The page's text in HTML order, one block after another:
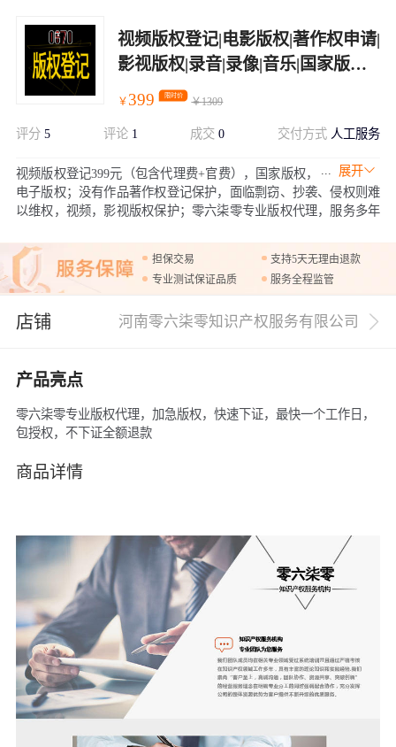
视频版权登记|电影版权|著作权申请|
影视版权|录音|录像|音乐|国家版权
局正规代理，不通过退款
￥ 399 限时价
￥1309
评分 5 评论 1 成交0 交付方式 人工服务
展开
视频版权登记399元（包含代理费+官费），国家版权，
电子版权；没有作品著作权登记保护，面临剽窃、抄袭、侵权则难
以维权，视频，影视版权保护；零六柒零专业版权代理，服务多年
担保交易
支持5天无理由退款
专业测试保证品质
服务全程监管
店铺 河南零六柒零知识产权服务有限公司
产品亮点
零六柒零专业版权代理，加急版权，快速下证，最快一个工作日，
包授权，不下证全额退款
商品详情